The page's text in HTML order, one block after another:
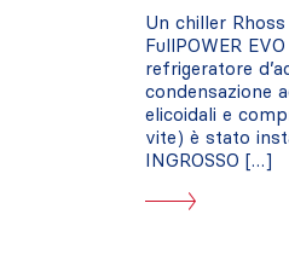
Un chiller
FullPOWER
refrigeratore
condensazione
elicoidali e
vite) è stato
INGROSSO […]